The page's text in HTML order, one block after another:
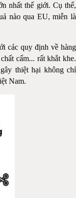
nhất thế giới. Cụ thể,
nào qua EU, miễn là
các quy định về hàng
cấm... rất khắt khe.
thiệt hại không chỉ
Nam.